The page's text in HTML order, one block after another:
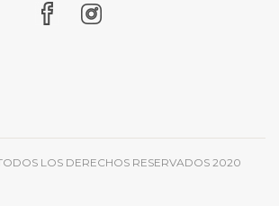
LOS DERECHOS RESERVADOS 2020